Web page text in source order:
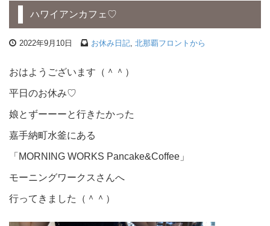
ハワイアンカフェ♡
2022年9月10日 お休み日記, 北那覇フロントから
おはようございます（＾＾）
平日のお休み♡
娘とずーーーと行きたかった
嘉手納町水釜にある
「MORNING WORKS Pancake&Coffee」
モーニングワークスさんへ
行ってきました（＾＾）